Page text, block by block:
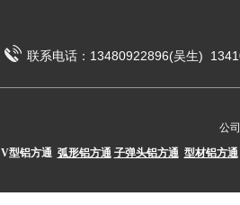
联系电话：13480922896(吴生)
公
V型铝方通 弧形铝方通 子弹头铝方通 型材铝方通